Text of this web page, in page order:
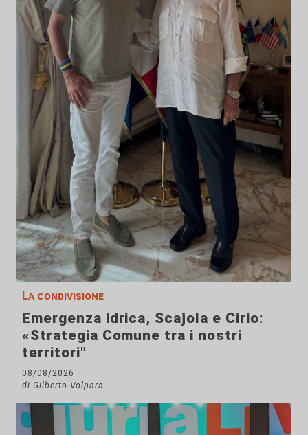
La condivisione
Emergenza idrica, Scajola e Cirio:
«Strategia Comune tra i nostri
territori"
08/08/2026
di Gilberto Volpara